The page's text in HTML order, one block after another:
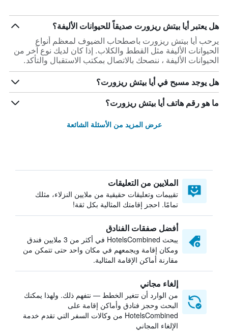
هل يعتبر أيا بيتش ريزورت صديقاً للحيوانات الأليفة؟
يرحب أيا بيتش ريزورت باصطحاب الضيوف لمعظم أنواع
الحيوانات الأليفة مثل القطط والكلاب. إذا كان لديك نوع آخر من
الحيوانات الأليفة ، ننصحك بالاتصال بمكتب الاستقبال والتأكد.
هل يوجد مسبح في أيا بيتش ريزورت؟
ما هو رقم هاتف أيا بيتش ريزورت؟
عرض المزيد من الأسئلة الشائعة
الملايين من التعليقات
تقييمات وتعليقات حقيقية من ملايين النزلاء، مثلك
تمامًا. احجز إقامتك المثالية بكل ثقة!
أفضل صفقات الفنادق
يبحث HotelsCombined في أكثر من 3 ملايين فندق
ومكان إقامة ويجمعهم في مكان واحد حتى تتمكن من
مقارنة أماكن الإقامة المثالية.
إلغاء مجاني
من الوارد أن تتغير الخطط — نتفهم ذلك. ولهذا يمكنك
البحث وحجز فنادق وأماكن إقامة على
HotelsCombined من وكالات السفر التي تقدم خدمة
الإلغاء المجاني